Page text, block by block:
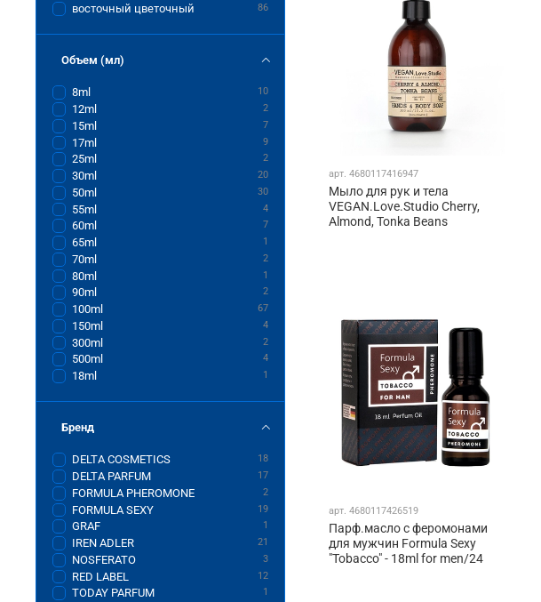
арт. 4680117416947
Мыло для рук и тела
VEGAN.Love.Studio Cherry,
Almond, Tonka Beans
арт. 4680117426519
Парф.масло с феромонами
для мужчин Formula Sexy
"Tobacco" - 18ml for men/24
восточный цветочный 86
Объем (мл)
8ml 10
12ml 2
15ml 7
17ml 9
25ml 2
30ml 20
50ml 30
55ml 4
60ml 7
65ml 1
70ml 2
80ml 1
90ml 2
100ml 67
150ml 4
300ml 2
500ml 4
18ml 1
Бренд
DELTA COSMETICS 18
DELTA PARFUM 17
FORMULA PHEROMONE 2
FORMULA SEXY 19
GRAF 1
IREN ADLER 21
NOSFERATO 3
RED LABEL 12
TODAY PARFUM 1